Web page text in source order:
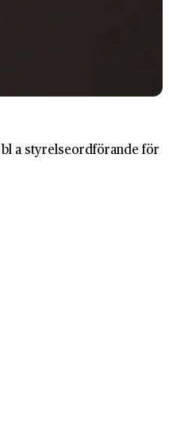
a styrelseordförande för